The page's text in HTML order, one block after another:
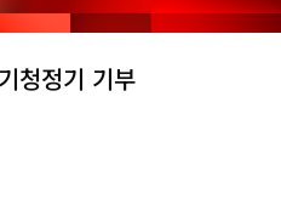
청정기 기부